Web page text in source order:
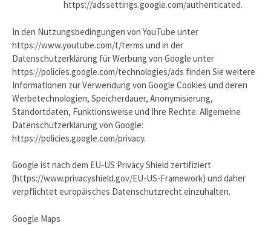
https://adssettings.google.com/authenticated.
In den Nutzungsbedingungen von YouTube unter
https://www.youtube.com/t/terms und in der
Datenschutzerklärung für Werbung von Google unter
https://policies.google.com/technologies/ads finden Sie weitere
Informationen zur Verwendung von Google Cookies und deren
Werbetechnologien, Speicherdauer, Anonymisierung,
Standortdaten, Funktionsweise und Ihre Rechte. Allgemeine
Datenschutzerklärung von Google:
https://policies.google.com/privacy.
Google ist nach dem EU-US Privacy Shield zertifiziert
(https://www.privacyshield.gov/EU-US-Framework) und daher
verpflichtet europäisches Datenschutzrecht einzuhalten.
Google Maps